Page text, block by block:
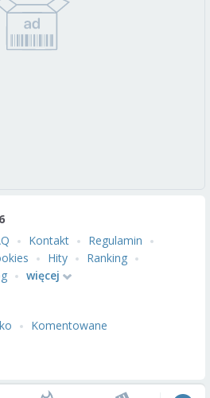
Kontakt
Regulamin
Hity
Ranking
więcej
Komentowane